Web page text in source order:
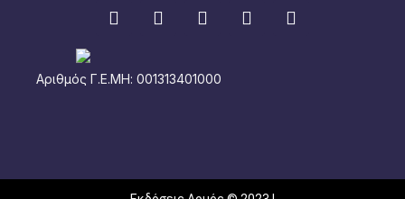
Αριθμός Γ.Ε.ΜΗ: 001313401000